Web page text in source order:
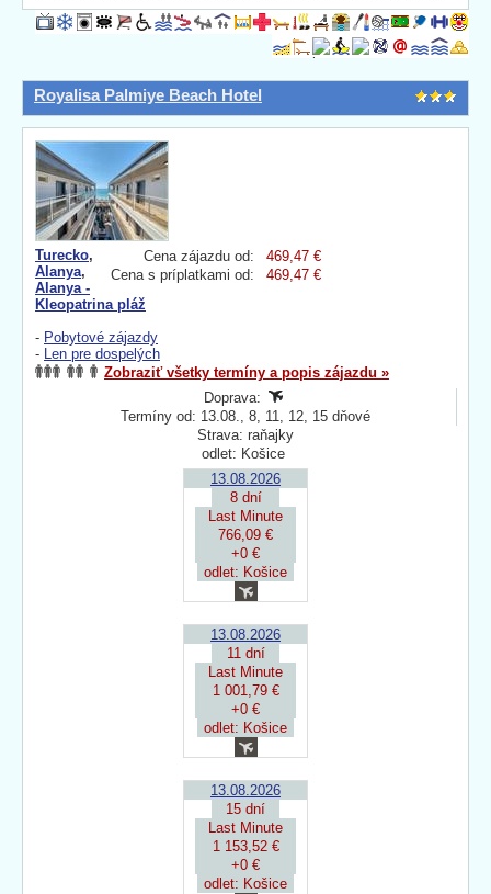
Royalisa Palmiye Beach Hotel
Cena zájazdu od:
469,47 €
Cena s príplatkami od:
469,47 €
Turecko,
Alanya,
Alanya -
Kleopatrina pláž
- Pobytové zájazdy
- Len pre dospelých
Zobraziť všetky termíny a popis zájazdu »
Doprava:
Termíny od: 13.08., 8, 11, 12, 15 dňové
Strava: raňajky
odlet: Košice
13.08.2026
8 dní
Last Minute
766,09 €
+0 €
odlet: Košice
13.08.2026
11 dní
Last Minute
1 001,79 €
+0 €
odlet: Košice
13.08.2026
15 dní
Last Minute
1 153,52 €
+0 €
odlet: Košice